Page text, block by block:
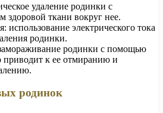
удаление родинки с
здоровой ткани вокруг нее.
использование электрического тока
родинки.
родинки с помощью
приводит к ее отмиранию и
родинок